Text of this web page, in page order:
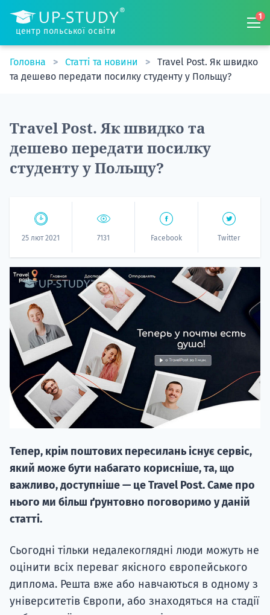
центр польської освіти
1
Головна Статті та новини
Travel Post. Як швидко
та дешево передати посилку студенту у Польщу?
Travel Post. Як швидко та
дешево передати посилку
студенту у Польщу?
25 лют 2021 7131 Facebook Twitter
Тепер, крім поштових пересилань існує сервіс,
який може бути набагато корисніше, та, що
важливо, доступніше — це Travel Post. Саме про
нього ми більш ґрунтовно поговоримо у даній
статті.
Сьогодні тільки недалекоглядні люди можуть не
оцінити всіх переваг якісного європейського
диплома. Решта вже або навчаються в одному з
університетів Європи, або знаходяться на стадії
НАБІР
вступ на